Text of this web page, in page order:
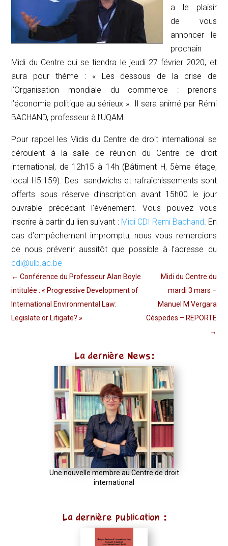
a le plaisir
de vous
annoncer le
prochain
Midi du Centre qui se tiendra le jeudi 27 février 2020, et
aura pour thème : « Les dessous de la crise de
l’Organisation mondiale du commerce : prenons
l’économie politique au sérieux ». Il sera animé par Rémi
BACHAND, professeur à l’UQAM.
Pour rappel les Midis du Centre de droit international se
déroulent à la salle de réunion du Centre de droit
international, de 12h15 à 14h (Bâtiment H, 5ème étage,
local H5.159). Des sandwichs et rafraîchissements sont
offerts sous réserve d’inscription avant 15h00 le jour
ouvrable précédant l’événement. Vous pouvez vous
inscrire à partir du lien suivant : Midi CDI Remi Bachand. En
cas d’empêchement impromptu, nous vous remercions
de nous prévenir aussitôt que possible à l’adresse du
cdi@ulb.ac.be
←Conférence du Professeur Alan Boyle
intitulée : « Progressive Development of
International Environmental Law:
Legislate or Litigate? »
Midi du Centre du
mardi 3 mars –
Manuel M Vergara
Céspedes – REPORTE
→
La dernière News:
Une nouvelle membre au Centre de droit
international
La dernière publication :